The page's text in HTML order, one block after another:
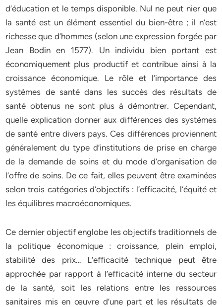
d’éducation et le temps disponible. Nul ne peut nier que
la santé est un élément essentiel du bien-être ; il n’est
richesse que d’hommes (selon une expression forgée par
Jean Bodin en 1577). Un individu bien portant est
économiquement plus productif et contribue ainsi à la
croissance économique. Le rôle et l’importance des
systèmes de santé dans les succès des résultats de
santé obtenus ne sont plus à démontrer. Cependant,
quelle explication donner aux différences des systèmes
de santé entre divers pays. Ces différences proviennent
généralement du type d’institutions de prise en charge
de la demande de soins et du mode d’organisation de
l’offre de soins. De ce fait, elles peuvent être examinées
selon trois catégories d’objectifs : l’efficacité, l’équité et
les équilibres macroéconomiques.
Ce dernier objectif englobe les objectifs traditionnels de
la politique économique : croissance, plein emploi,
stabilité des prix… L’efficacité technique peut être
approchée par rapport à l’efficacité interne du secteur
de la santé, soit les relations entre les ressources
sanitaires mis en œuvre d’une part et les résultats de